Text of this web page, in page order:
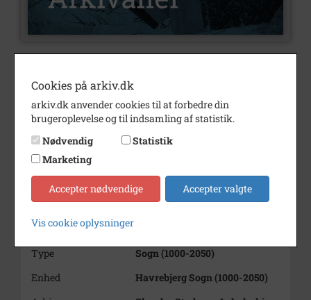
Type
Beskrivelse
Christensen, Margrethe
Bemærkning
Foto udtaget
Periode
1940 - 1944
Dateringsnote
1940-1944
Se på kort
Type
Sogn (1000-2050)
Enhed
Havrebjerg Sogn (1000-2050)
Cookies på arkiv.dk
arkiv.dk anvender cookies til at forbedre din
brugeroplevelse og til indsamling af statistik.
Nødvendig
Statistik
Marketing
Accepter nødvendige Accepter valgte
Vis cookie oplysninger